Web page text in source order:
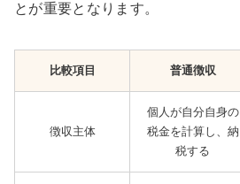
とが重要となります。
比較項目 普通徴収
徴収主体
個人が自分自身の
税金を計算し、納
税する